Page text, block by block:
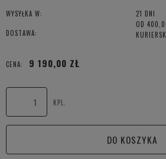
WYSYŁKA W: 21 DNI
DOSTAWA:
OD
CENA NIE ZAWIERA EWENTUALNYCH
CENA:
9 190,00 ZŁ
KPL.
DO KOSZYKA